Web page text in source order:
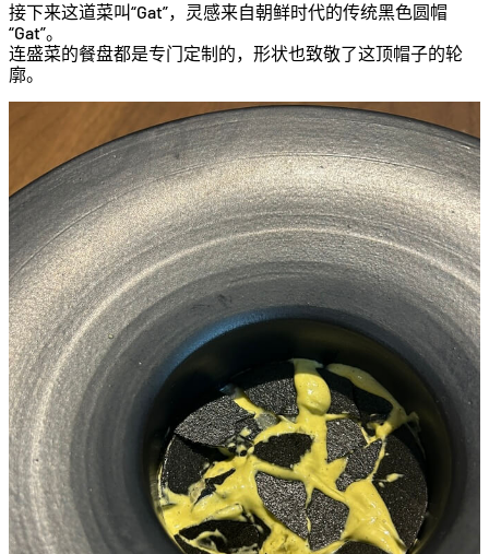
接下来这道菜叫“Gat”，灵感来自朝鲜时代的传统黑色圆帽
“Gat”。
连盛菜的餐盘都是专门定制的，形状也致敬了这顶帽子的轮
廓。